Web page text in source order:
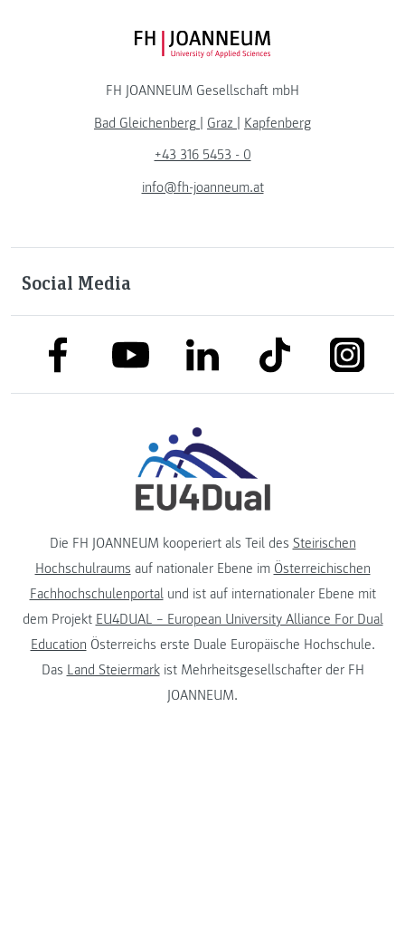
FH JOANNEUM Logo
FH JOANNEUM Gesellschaft mbH
Bad Gleichenberg | Graz | Kapfenberg
+43 316 5453 - 0
info@fh-joanneum.at
Social Media
link to facebooklink to youtubelink to linkedinlink to tiktok link to
Die FH JOANNEUM kooperiert als Teil des Steirischen
Hochschulraums auf nationaler Ebene im Österreichischen
Fachhochschulenportalund ist auf internationaler Ebene mit
dem Projekt EU4DUAL – European University Alliance For Dual
Education Österreichs erste Duale Europäische Hochschule.
Das Land Steiermarkist Mehrheitsgesellschafter der FH
JOANNEUM.